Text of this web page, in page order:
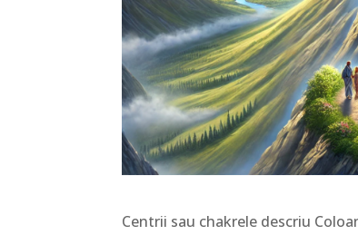
Centrii sau chakrele descriu